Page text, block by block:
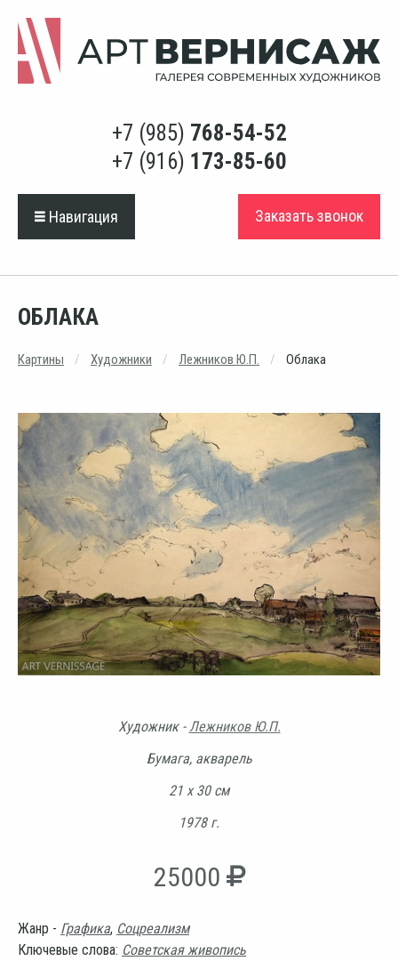
+7 (985) 768-54-52
+7 (916) 173-85-60
Навигация Заказать звонок
ОБЛАКА
Картины Художники Лежников Ю.П. Облака
Художник - Лежников Ю.П.
Бумага, акварель
21 х 30 см
1978 г.
25000
Жанр - Графика, Соцреализм
Ключевые слова: Советская живопись